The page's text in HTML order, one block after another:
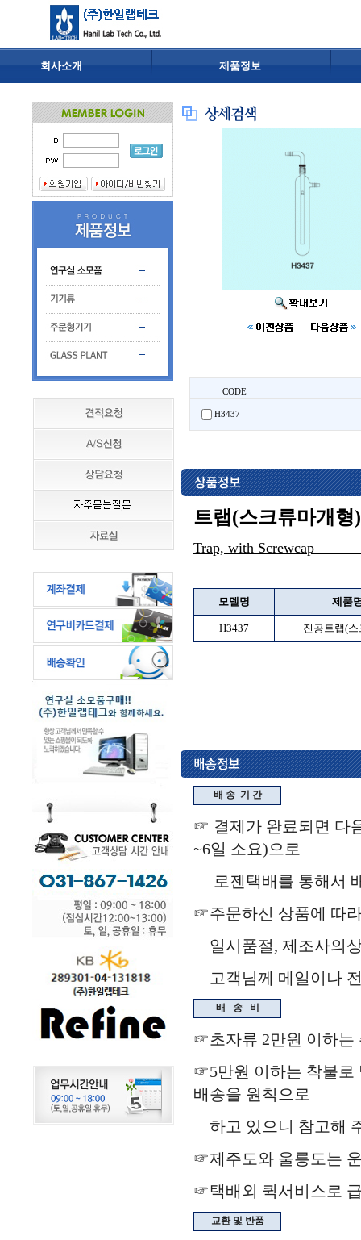
회사소개 제품정보
CODE
H3437
트랩(스크류마개형)
Trap, with
모델명 제품
H3437 진공트랩(
배 송 기 간
☞ 결제가 완료되면 다
~6일 소요)으로
로젠택배를 통해서
☞주문하신 상품에 따
일시품절, 제조사의
고객님께 메일이나
배 송 비
☞초자류 2만원 이하는
☞5만원 이하는 착불로
배송을 원칙으로
하고 있으니 참고해
☞제주도와 울릉도는
☞택배외 퀵서비스로
교환 및 반품